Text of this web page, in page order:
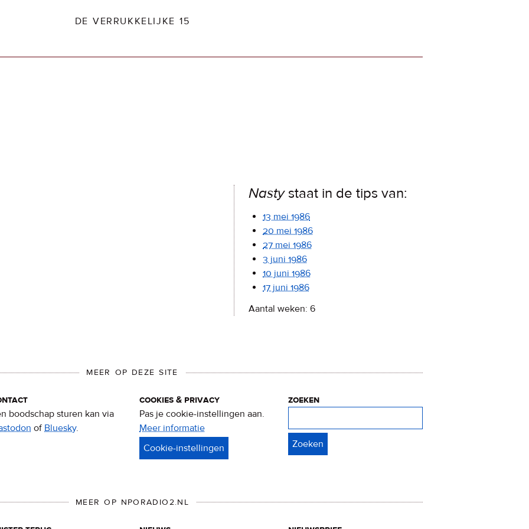
DE VERRUKKELIJKE 15
Nastystaat in de tips van:
13 mei 1986
20 mei 1986
27 mei 1986
3 juni 1986
10 juni 1986
17 juni 1986
Aantal weken: 6
MEER OP DEZE SITE
boodschap sturen kan via
ofBluesky.
cookies & privacy
Pas je cookie-instellingen aan.
Meer informatie
&
zoeken
MEER OP NPORADIO2.NL